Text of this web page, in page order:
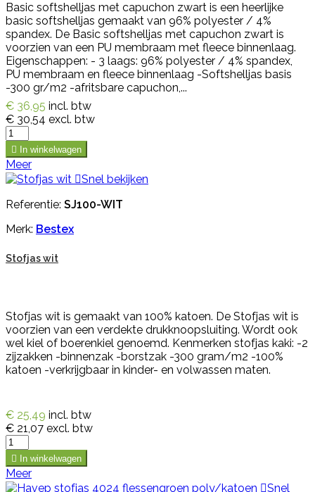
Basic softshelljas met capuchon zwart is een heerlijke
basic softshelljas gemaakt van 96% polyester / 4%
spandex. De Basic softshelljas met capuchon zwart is
voorzien van een PU membraam met fleece binnenlaag.
Eigenschappen: - 3 laags: 96% polyester / 4% spandex,
PU membraam en fleece binnenlaag -Softshelljas basis
-300 gr/m2 -afritsbare capuchon,...
€ 36,95 incl. btw
€ 30,54 excl. btw
 In winkelwagen
Meer
Snel bekijken
Referentie: SJ100-WIT
Merk: Bestex
Stofjas wit
Stofjas wit is gemaakt van 100% katoen. De Stofjas wit is
voorzien van een verdekte drukknoopsluiting. Wordt ook
wel kiel of boerenkiel genoemd. Kenmerken stofjas kaki: -2
zijzakken -binnenzak -borstzak -300 gram/m2 -100%
katoen -verkrijgbaar in kinder- en volwassen maten.
€ 25,49 incl. btw
€ 21,07 excl. btw
 In winkelwagen
Meer
Snel